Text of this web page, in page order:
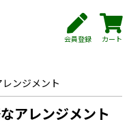
会員登録 カート
レンジメント
アレンジメント